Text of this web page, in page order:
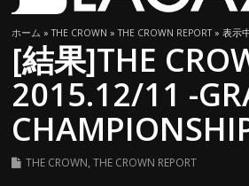
ホーム »THE CROWN »THE CROWN REPORT» 表示
[結果]THE
2015.12/11 -
THE CROWN,THE CROWN REPORT